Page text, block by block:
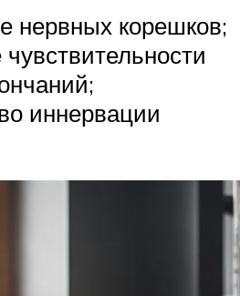
нервных корешков;
иннервации